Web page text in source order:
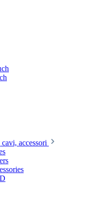
accessori